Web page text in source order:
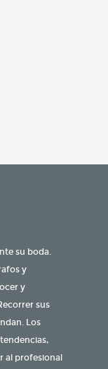
su boda.
y
y
sus
Los
al profesional